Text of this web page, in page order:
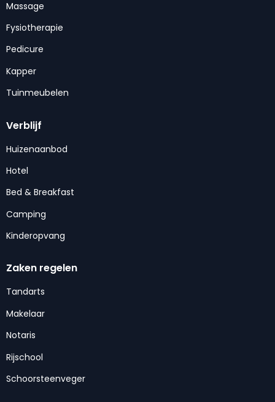
Massage
Fysiotherapie
Pedicure
Kapper
Tuinmeubelen
Verblijf
Huizenaanbod
Hotel
Bed & Breakfast
Camping
Kinderopvang
Zaken regelen
Tandarts
Makelaar
Notaris
Rijschool
Schoorsteenveger